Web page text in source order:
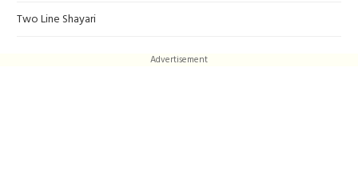
Two Line Shayari
Advertisement